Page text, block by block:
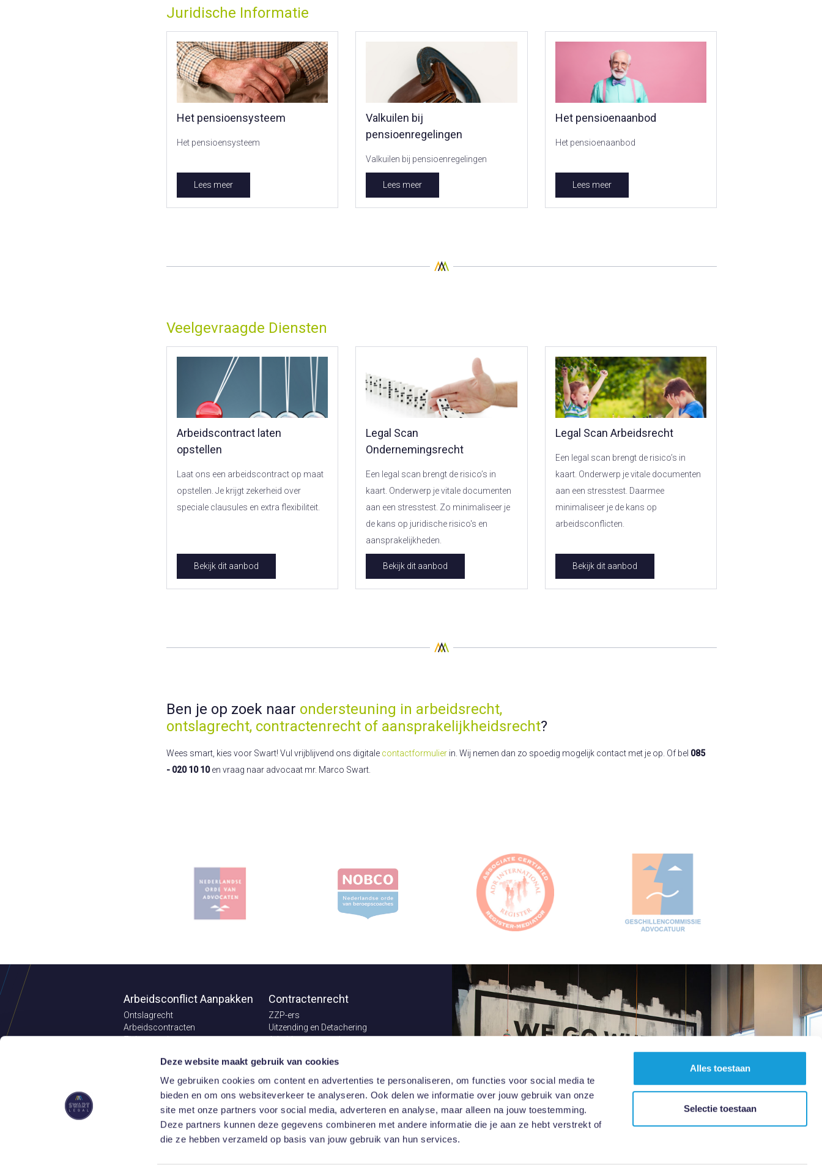
Deze website maakt gebruik van cookies
We gebruiken cookies om content en advertenties te personaliseren, om functies voor social media te
bieden en om ons websiteverkeer te analyseren. Ook delen we informatie over jouw gebruik van onze
site met onze partners voor social media, adverteren en analyse, maar alleen na jouw toestemming.
Deze partners kunnen deze gegevens combineren met andere informatie die je aan ze hebt verstrekt of
die ze hebben verzameld op basis van jouw gebruik van hun services.
Alles toestaan
Selectie toestaan
Juridische Informatie
Het pensioensysteem
Het pensioensysteem
Lees meer
Valkuilen bij
pensioenregelingen
Valkuilen bij pensioenregelingen
Lees meer
Het pensioenaanbod
Het pensioenaanbod
Lees meer
Veelgevraagde Diensten
Arbeidscontract laten
opstellen
Laat ons een arbeidscontract op maat
opstellen. Je krijgt zekerheid over
speciale clausules en extra flexibiliteit.
Bekijk dit aanbod
Legal Scan
Ondernemingsrecht
Een legal scan brengt de risico’s in
kaart. Onderwerp je vitale documenten
aan een stresstest. Zo minimaliseer je
de kans op juridische risico's en
aansprakelijkheden.
Bekijk dit aanbod
Legal Scan Arbeidsrecht
Een legal scan brengt de risico’s in
kaart. Onderwerp je vitale documenten
aan een stresstest. Daarmee
minimaliseer je de kans op
arbeidsconflicten.
Bekijk dit aanbod
Ben je op zoek naar ondersteuning in arbeidsrecht,
ontslagrecht, contractenrecht of aansprakelijkheidsrecht?
Wees smart, kies voor Swart! Vul vrijblijvend ons digitale contactformulier in. Wij nemen dan zo spoedig mogelijk contact met je op. Of bel 085
- 020 10 10en vraag naar advocaat mr. Marco Swart.
Arbeidsconflict Aanpakken
Ontslagrecht
Arbeidscontracten
Ziekteverzuim
Aansprakelijkheid
Loonvordering
Concurrentiebeding
Juridische Updates
Contractenrecht
ZZP-ers
Uitzending en Detachering
Arbeidsvoorwaarden
Verzekeringsrecht
Ondernemingsrecht
Excellent in Conflict Management
Vastgoedrecht
Bel ons: 085 - 020 10 10